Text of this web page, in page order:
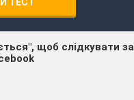
щоб слідкувати за